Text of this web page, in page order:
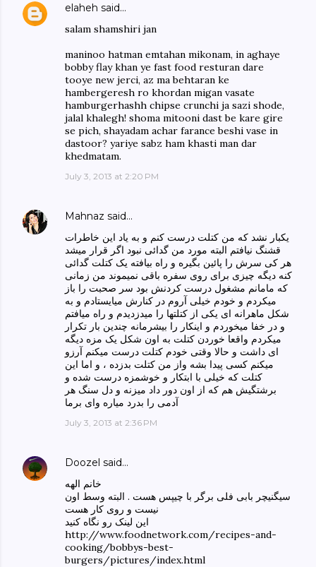
elaheh said…
salam shamshiri jan
maninoo hatman emtahan mikonam, in aghaye
bobby flay khan ye fast food resturan dare
tooye new jerci, az ma behtaran ke
hambergeresh ro khordan migan vasate
hamburgerhashh chipse crunchi ja sazi shode,
jalal khalegh! shoma mitooni dast be kare gire
se pich, shayadam achar farance beshi vase in
dastoor? yariye sabz ham khasti man dar
khedmatam.
July 3, 2013 at 2:20 PM
Mahnaz said…
یکبار نشد که من کتلت درست کنم و به یاد این خاطرات
قشنگ نیافتم البته مورد من گدائی نبود اگر قرار میشد
هر کی سرش را پائین بگیره و راه بیافته یک کتلت گدائی
کنه دیگه چیزی برای روی سفره باقی نمیموند من زمانی
که مامانم مشغول درست کردنش بود سر صحبت را باز
میکردم و خودم خیلی آروم در کنارش میایستادم و به
شکل ماهرانه ای یکی از کتلتها را میدزدیدم و راه میافتم
و در خفا میخوردم و اینکار را بیشرمانه چندین بار تکرار
میکردم واقعا خوردن کتلت به اون شکل یک مزه دیگه
ای داشت و حالا وقتی خودم کتلت درست میکنم آرزو
میکنم کسی پیدا بشه واز من کتلت بدزده ، و اما این
کتلت که خیلی با ابتکار و خوشمزه درست شده و
برشتگیش هم که از اون دور داد میزنه و دل سنگ هر
آدمی را بدرد میاره وای برما
July 3, 2013 at 2:36 PM
Doozel said…
خانم الهه
سیگنیچر بابی فلی برگر با چیپس هست . البته وسط اون
نیست و روی کار هست
این لینک رو نگاه کنید
http://www.foodnetwork.com/recipes-and-
cooking/bobbys-best-
burgers/pictures/index.html